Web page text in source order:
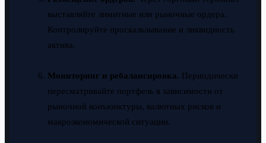
выставляйте лимитные или рыночные ордера.
Контролируйте проскальзывание и ликвидность
актива.
Мониторинг и ребалансировка. Периодически
пересматривайте портфель в зависимости от
рыночной конъюнктуры, валютных рисков и
макроэкономической ситуации.